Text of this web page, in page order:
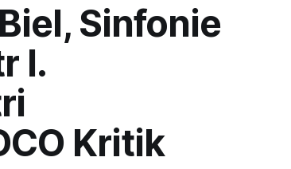
Sinfonie
I.
Kritik